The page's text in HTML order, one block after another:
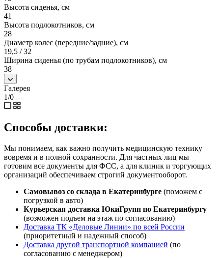
Высота сиденья, см
41
Высота подлокотников, см
28
Диаметр колес (передние/задние), см
19,5 / 32
Ширина сиденья (по трубам подлокотников), см
38
Галерея
1/0 —
Способы доставки:
Мы понимаем, как важно получить медицинскую технику
вовремя и в полной сохранности. Для частных лиц мы
готовим все документы для ФСС, а для клиник и торгующих
организаций обеспечиваем строгий документооборот.
Самовывоз со склада в Екатеринбурге (поможем с
погрузкой в авто)
Курьерская доставка ЮкиГрупп по Екатеринбургу
(возможен подъем на этаж по согласованию)
Доставка ТК «Деловые Линии» по всей России
(приоритетный и надежный способ)
Доставка другой транспортной компанией (по
согласованию с менеджером)